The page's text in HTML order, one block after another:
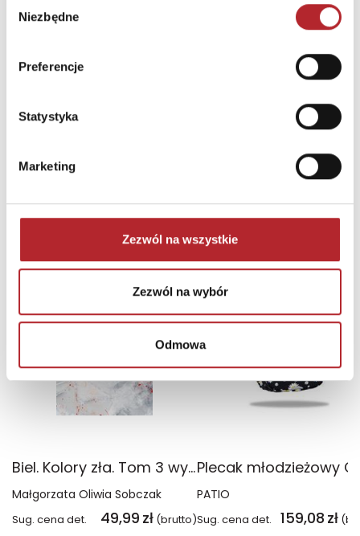
zgody
Niezbędne
Preferencje
Statystyka
Marketing
Zezwól na wszystkie
Zezwól na wybór
Odmowa
Zaloguj się, aby kupić
NAJCZĘŚCIEJ KUPOWANE zobacz więcej
TOP 100
Biel. Kolory zła. Tom 3 wyd. 2025
Małgorzata Oliwia Sobczak
Sug. cena det. 49,99 zł (brutto)
TOP 100
PATIO
Sug. cena det. 159,08 zł